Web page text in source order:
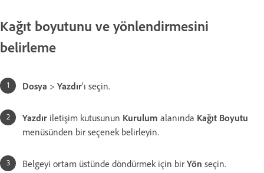
Kağıt boyutunu ve yönlendirmesini
belirleme
Dosya > Yazdır'ı seçin.
Yazdır iletişim kutusunun Kurulum alanında Kağıt Boyutu
menüsünden bir seçenek belirleyin.
Belgeyi ortam üstünde döndürmek için bir Yön seçin.